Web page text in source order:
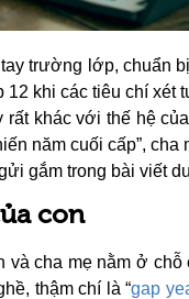
tay trường lớp, chuẩn
khi các tiêu chí xét
khác với thế hệ
năm cuối cấp”,
gắm trong bài viết
con
cha mẹ nằm ở
thậm chí là “gap